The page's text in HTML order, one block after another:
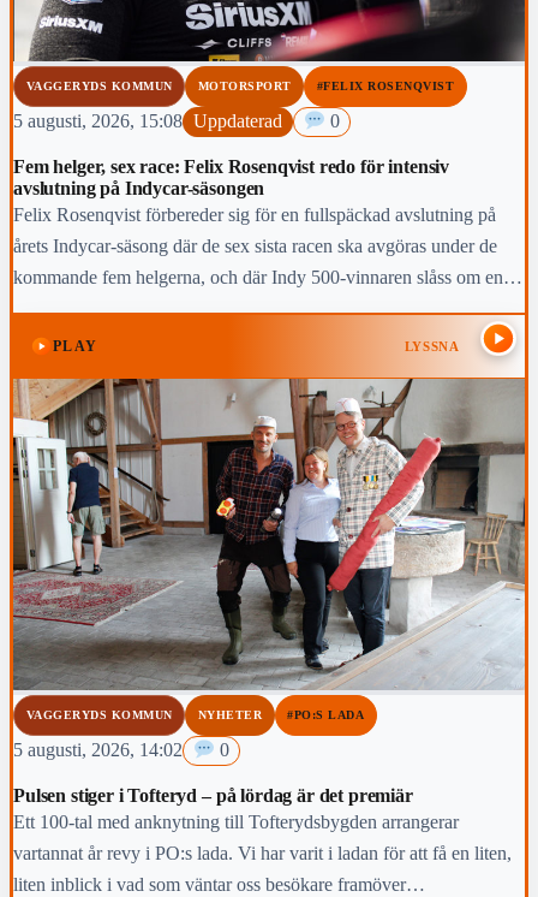
VAGGERYDS KOMMUN MOTORSPORT #FELIX ROSENQVIST
5 augusti, 2026, 15:08 Uppdaterad 0
Fem helger, sex race: Felix Rosenqvist redo för intensiv
avslutning på Indycar-säsongen
Felix Rosenqvist förbereder sig för en fullspäckad avslutning på
årets Indycar-säsong där de sex sista racen ska avgöras under de
kommande fem helgerna, och där Indy 500-vinnaren slåss om en
topp-fem-placering i den slutliga mästerskapstabellen.
PLAY LYSSNA
VAGGERYDS KOMMUN NYHETER #PO:S LADA
5 augusti, 2026, 14:02 0
Pulsen stiger i Tofteryd – på lördag är det premiär
Ett 100-tal med anknytning till Tofterydsbygden arrangerar
vartannat år revy i PO:s lada. Vi har varit i ladan för att få en liten,
liten inblick i vad som väntar oss besökare framöver…